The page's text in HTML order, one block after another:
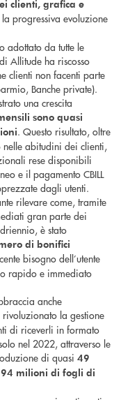
clienti, grafica e
progressiva evoluzione
adottato da tutte le
Allitude ha riscosso
clienti non facenti parte
Banche private).
una crescita
sono quasi
. Questo risultato, oltre
nelle abitudini dei clienti,
rese disponibili
e il pagamento CBILL
dagli utenti.
rilevare come, tramite
gran parte dei
è stato
di bonifici
bisogno dell’utente
rapido e immediato
anche
la gestione
di riceverli in formato
nel 2022, attraverso le
di quasi 49
94 milioni di fogli di